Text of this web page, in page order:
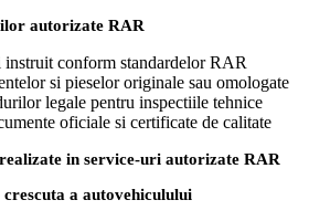
autorizate RAR
instruit conform standardelor RAR
si pieselor originale sau omologate
legale pentru inspectiile tehnice
oficiale si certificate de calitate
in service-uri autorizate RAR
a autovehiculului